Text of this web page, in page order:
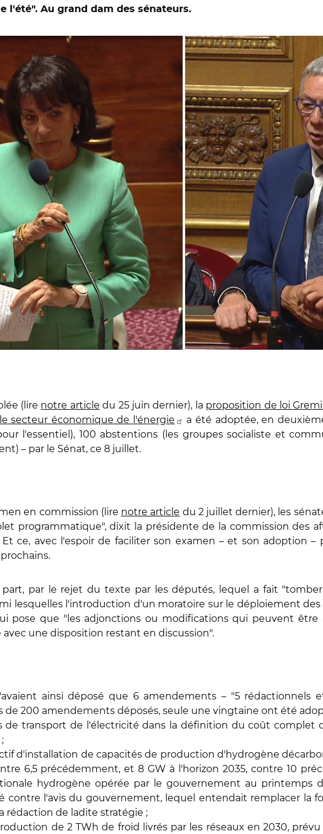
l'été". Au grand dam des sénateurs.
(lire notre article du 25 juin dernier), la proposition de loi
secteur économique de l'énergie
a été adoptée, en
l'essentiel), 100 abstentions (les groupes socialiste et
– par le Sénat, ce 8 juillet.
en commission (lire notre article du 2 juillet dernier), les
programmatique", dixit la présidente de la commission des
Et ce, avec l'espoir de faciliter son examen – et son adoption
par le rejet du texte par les députés, lequel a fait
lesquelles l'introduction d'un moratoire sur le déploiement des
pose que "les adjonctions ou modifications qui peuvent être
une disposition restant en discussion".
ainsi déposé que 6 amendements – "5 rédactionnels
de 200 amendements déposés, seule une vingtaine ont été
de transport de l'électricité dans la définition du coût complet
d'installation de capacités de production d'hydrogène
6,5 précédemment, et 8 GW à l'horizon 2035, contre 10
hydrogène opérée par le gouvernement au printemps
contre l'avis du gouvernement, lequel entendait remplacer la
rédaction de ladite stratégie ;
de 2 TWh de froid livrés par les réseaux en 2030,